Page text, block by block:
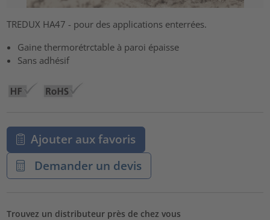
TREDUX HA47 - pour des applications enterrées.
Gaine thermorétrctable à paroi épaisse
Sans adhésif
Ajouter aux favoris
Demander un devis
Trouvez un distributeur près de chez vous